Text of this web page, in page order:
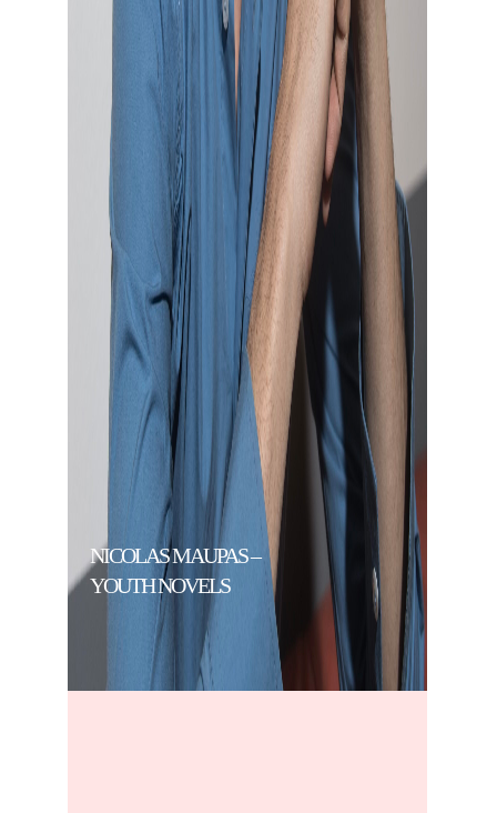
NICOLAS MAUPAS –
YOUTH NOVELS